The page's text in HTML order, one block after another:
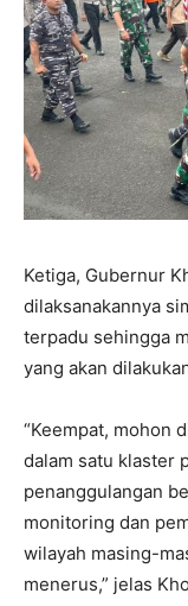
Ketiga, Gubernur
dilaksanakannya
terpadu sehingga
yang akan
“Keempat, mohon
dalam satu klaster
penanggulangan
monitoring dan
wilayah masing-
menerus,” jelas